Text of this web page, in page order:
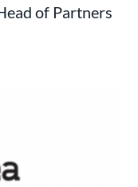
of Partners